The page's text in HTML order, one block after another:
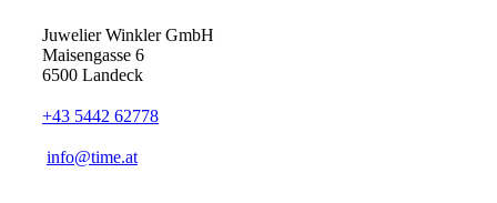
Juwelier Winkler GmbH
Maisengasse 6
6500 Landeck
+43 5442 62778
info@time.at